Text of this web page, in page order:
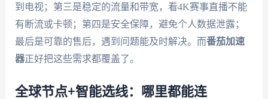
到电视；第三是稳定的流量和带宽，看4K赛事直播不能
有断流或卡顿；第四是安全保障，避免个人数据泄露；
最后是可靠的售后，遇到问题能及时解决。而番茄加速
器正好把这些需求都覆盖了。
全球节点+智能选线：哪里都能连